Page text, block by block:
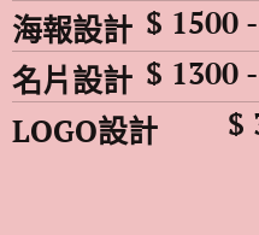
海報設計 $ 1500
名片設計 $ 1300
LOGO設計
$